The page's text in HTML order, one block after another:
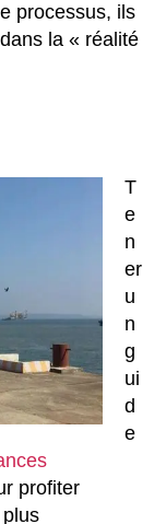
processus, ils
la « réalité
T
e
n
er
u
n
g
ui
d
e
profiter